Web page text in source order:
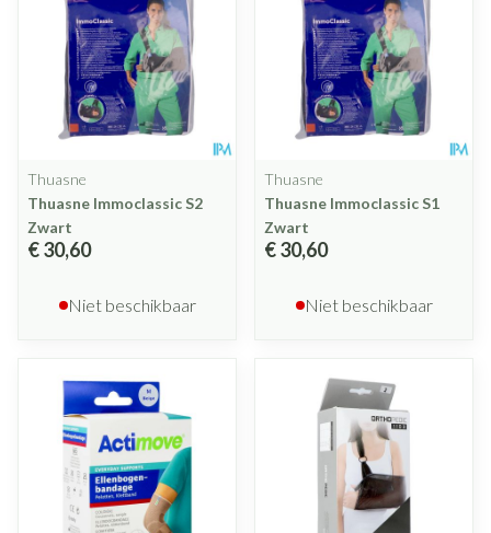
Thuasne
Thuasne Immoclassic S2
Zwart
€ 30,60
Niet beschikbaar
Thuasne
Thuasne Immoclassic S1
Zwart
€ 30,60
Niet beschikbaar